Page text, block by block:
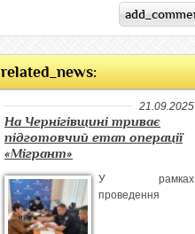
related_news:
21.09.2025
На Чернігівщині триває
підготовчий етап операції
«Мігрант»
У рамках
проведення